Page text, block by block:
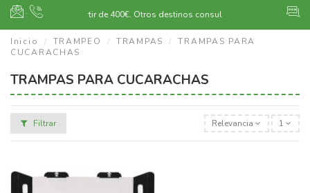
·
Envío gratuito a partir de 400€. Otros destinos consultar
Inicio TRAMPEO TRAMPAS
TRAMPAS PARA
CUCARACHAS
TRAMPAS PARA CUCARACHAS
Filtrar Relevancia 1